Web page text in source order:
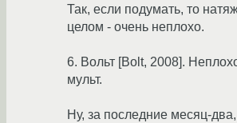
Так, если подумать, то
целом - очень неплохо.
6. Вольт [Bolt, 2008].
мульт.
Ну, за последние месяц-